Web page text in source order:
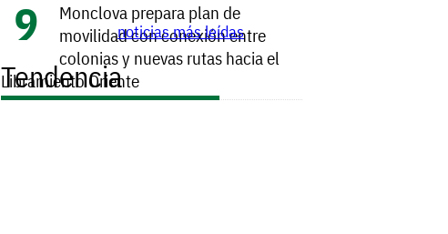
Monclova prepara plan de
movilidad con conexión entre
colonias y nuevas rutas hacia el
Libramiento Oriente
noticias más leídas
Tendencia